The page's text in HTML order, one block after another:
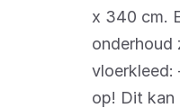
x 340 cm.
onderhoud
vloerkleed:
op! Dit kan